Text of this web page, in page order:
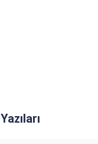
Yazıları